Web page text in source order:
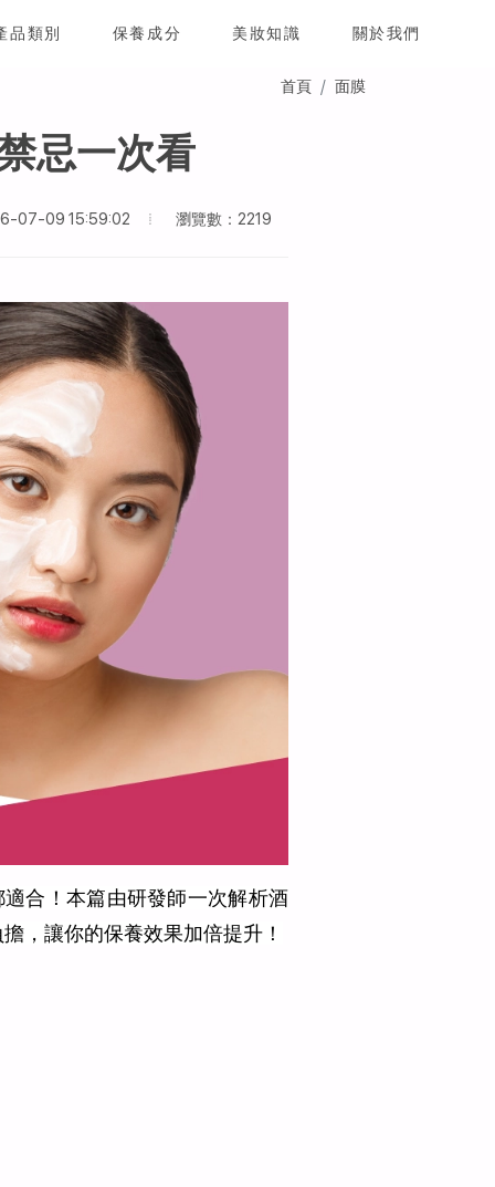
品類別 保養成分 美妝知識 關於我們
首頁 面膜
忌一次看
07-09 15:59:02 瀏覽數：2219
合！本篇由研發師一次解析酒
，讓你的保養效果加倍提升！